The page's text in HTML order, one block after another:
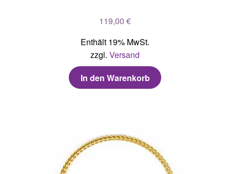
119,00 €
Enthält 19% MwSt.
zzgl. Versand
In den Warenkorb